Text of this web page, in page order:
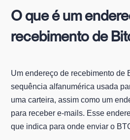
O que é um
recebimento de
Um endereço de recebimento de
sequência alfanumérica usada
uma carteira, assim como um
para receber e-mails. Esse
que indica para onde enviar o